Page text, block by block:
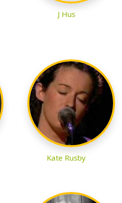
J Hus
Kate Rusby